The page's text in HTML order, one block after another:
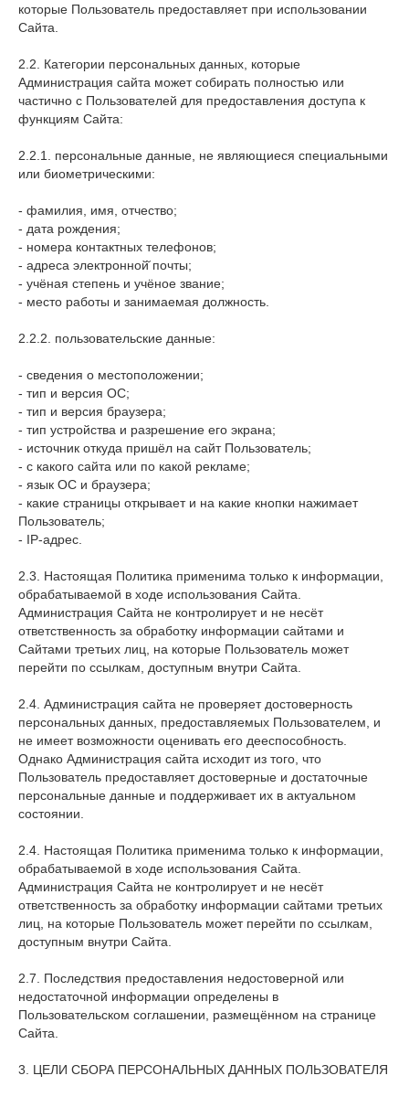
которые Пользователь предоставляет при использовании
Сайта.
2.2. Категории персональных данных, которые
Администрация сайта может собирать полностью или
частично с Пользователей для предоставления доступа к
функциям Сайта:
2.2.1. персональные данные, не являющиеся специальными
или биометрическими:
- фамилия, имя, отчество;
- дата рождения;
- номера контактных телефонов;
- адреса электронной̆ почты;
- учёная степень и учёное звание;
- место работы и занимаемая должность.
2.2.2. пользовательские данные:
- сведения о местоположении;
- тип и версия ОС;
- тип и версия браузера;
- тип устройства и разрешение его экрана;
- источник откуда пришёл на сайт Пользователь;
- с какого сайта или по какой рекламе;
- язык ОС и браузера;
- какие страницы открывает и на какие кнопки нажимает
Пользователь;
- IP-адрес.
2.3. Настоящая Политика применима только к информации,
обрабатываемой в ходе использования Сайта.
Администрация Сайта не контролирует и не несёт
ответственность за обработку информации сайтами и
Сайтами третьих лиц, на которые Пользователь может
перейти по ссылкам, доступным внутри Сайта.
2.4. Администрация сайта не проверяет достоверность
персональных данных, предоставляемых Пользователем, и
не имеет возможности оценивать его дееспособность.
Однако Администрация сайта исходит из того, что
Пользователь предоставляет достоверные и достаточные
персональные данные и поддерживает их в актуальном
состоянии.
2.4. Настоящая Политика применима только к информации,
обрабатываемой в ходе использования Сайта.
Администрация Сайта не контролирует и не несёт
ответственность за обработку информации сайтами третьих
лиц, на которые Пользователь может перейти по ссылкам,
доступным внутри Сайта.
2.7. Последствия предоставления недостоверной или
недостаточной информации определены в
Пользовательском соглашении, размещённом на странице
Сайта.
3. ЦЕЛИ СБОРА ПЕРСОНАЛЬНЫХ ДАННЫХ ПОЛЬЗОВАТЕЛЯ